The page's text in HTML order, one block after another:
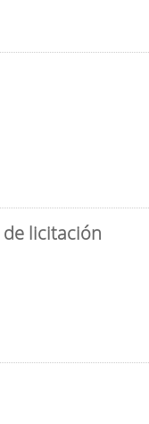
licitación